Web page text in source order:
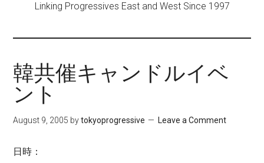
Linking Progressives East and West Since 1997
韓共催キャンドルイベ
ント
August 9, 2005 bytokyoprogressive Leave a Comment
日時：